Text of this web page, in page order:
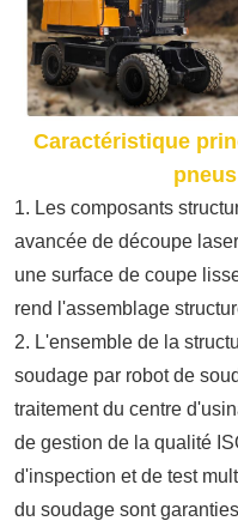
Caractéristique
1. Les composants
avancée de découpe
une surface de coupe
rend l'assemblage
2. L'ensemble de la
soudage par robot de
traitement du centre
de gestion de la qualité
d'inspection et de test
du soudage sont